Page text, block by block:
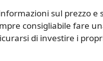
sul prezzo e
consigliabile fare
di investire i